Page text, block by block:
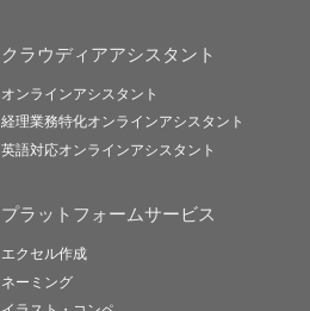
クラウディアアシスタント
オンラインアシスタント
経理業務特化オンラインアシスタント
英語対応オンラインアシスタント
プラットフォームサービス
エクセル作成
ネーミング